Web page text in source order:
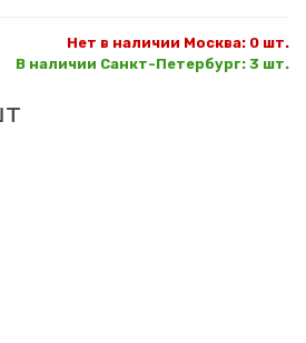
Нет в наличии Москва: 0 шт.
В наличии Санкт-Петербург: 3 шт.